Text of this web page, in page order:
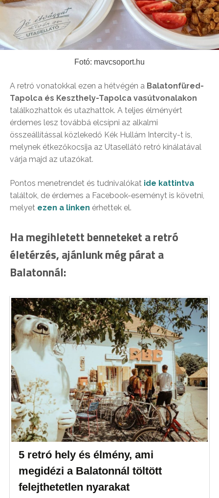
Fotó: mavcsoport.hu
A retró vonatokkal ezen a hétvégén a Balatonfüred-
Tapolca és Keszthely-Tapolca vasútvonalakon
találkozhattok és utazhattok. A teljes élményért
érdemes lesz továbbá elcsípni az alkalmi
összeállítással közlekedő Kék Hullám Intercity-t is,
melynek étkezőkocsija az Utasellátó retró kínálatával
várja majd az utazókat.
Pontos menetrendet és tudnivalókat ide kattintva
találtok, de érdemes a Facebook-eseményt is követni,
melyet ezen a linken érhettek el.
Ha megihletett benneteket a retró
életérzés, ajánlunk még párat a
Balatonnál:
5 retró hely és élmény, ami
megidézi a Balatonnál töltött
felejthetetlen nyarakat